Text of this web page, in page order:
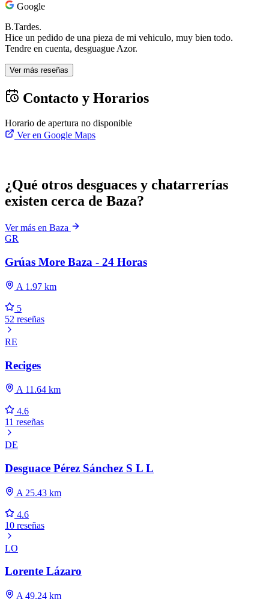
Google
B.Tardes.
Hice un pedido de una pieza de mi vehiculo, muy bien todo.
Tendre en cuenta, desguague Azor.
Ver más reseñas
Contacto y Horarios
Horario de apertura no disponible
Ver en Google Maps
¿Qué otros desguaces y chatarrerías
existen cerca de Baza?
Ver más en Baza
GR
Grúas More Baza - 24 Horas
A 1.97 km
5
52 reseñas
RE
Reciges
A 11.64 km
4.6
11 reseñas
DE
Desguace Pérez Sánchez S L L
A 25.43 km
4.6
10 reseñas
LO
Lorente Lázaro
A 49.24 km